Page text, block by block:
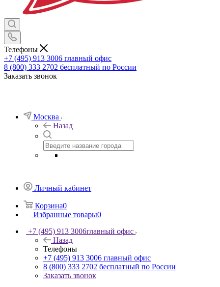
Телефоны
+7 (495) 913 3006 главный офис
8 (800) 333 2702 бесплатный по России
Заказать звонок
Москва
Назад
Личный кабинет
Корзина0
Избранные товары0
+7 (495) 913 3006главный офис
Назад
Телефоны
+7 (495) 913 3006 главный офис
8 (800) 333 2702 бесплатный по России
Заказать звонок